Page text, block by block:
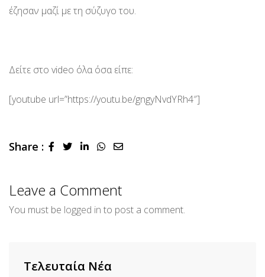
έζησαν μαζί με τη σύζυγο του.
Δείτε στο video όλα όσα είπε:
[youtube url=”https://youtu.be/gngyNvdYRh4″]
Share : LinkedInWhatsapp
Share
Leave a Comment
You must be logged in to post a comment.
Τελευταία Νέα